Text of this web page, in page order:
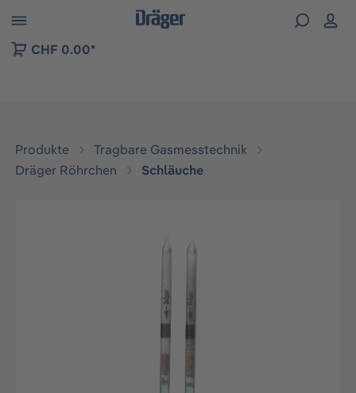
der B2B-Plattform springen
CHF 0.00*
Produkte
Tragbare Gasmesstechnik
Dräger Röhrchen
Schläuche
Bildergalerie überspringen